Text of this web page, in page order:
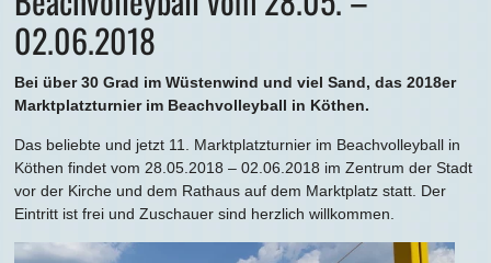
02.06.2018
Bei über 30 Grad im Wüstenwind und viel Sand, das 2018er
Marktplatzturnier im Beachvolleyball in Köthen.
Das beliebte und jetzt 11. Marktplatzturnier im Beachvolleyball in
Köthen findet vom 28.05.2018 – 02.06.2018 im Zentrum der Stadt
vor der Kirche und dem Rathaus auf dem Marktplatz statt. Der
Eintritt ist frei und Zuschauer sind herzlich willkommen.